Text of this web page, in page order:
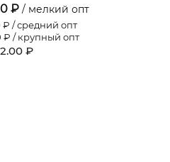
₽ / мелкий опт
₽ / средний опт
₽ / крупный опт
₽